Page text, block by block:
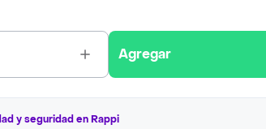
Agregar
y seguridad en Rappi